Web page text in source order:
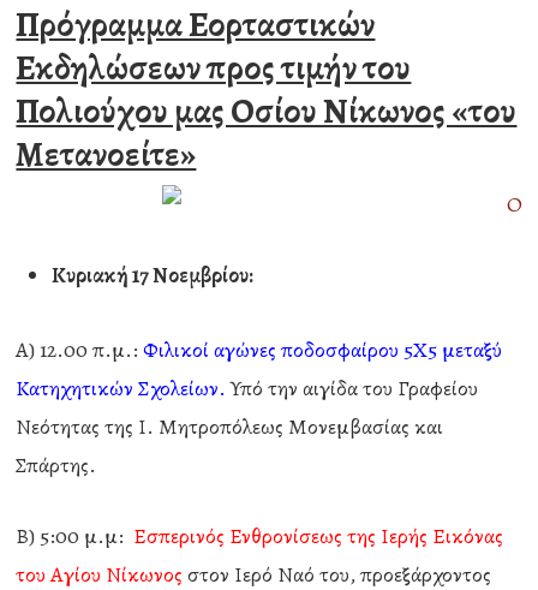
Πρόγραμμα Εορταστικών
Εκδηλώσεων προς τιμήν του
Πολιούχου μας Οσίου Νίκωνος «του
Μετανοείτε»
Κυριακή 17 Νοεμβρίου:
Α) 12.00 π.μ.:Φιλικοί αγώνες ποδοσφαίρου 5Χ5 μεταξύ
Κατηχητικών Σχολείων. Υπό την αιγίδα του Γραφείου
Νεότητας της Ι. Μητροπόλεως Μονεμβασίας και
Σπάρτης.
Β) 5:00 μ.μ: Εσπερινός Ενθρονίσεως της Ιερής Εικόνας
του Αγίου Νίκωνος στον Ιερό Ναό του, προεξάρχοντος